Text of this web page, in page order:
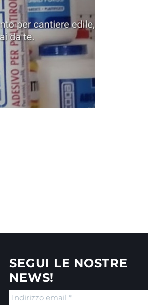
SEGUI LE NOSTRE
NEWS!